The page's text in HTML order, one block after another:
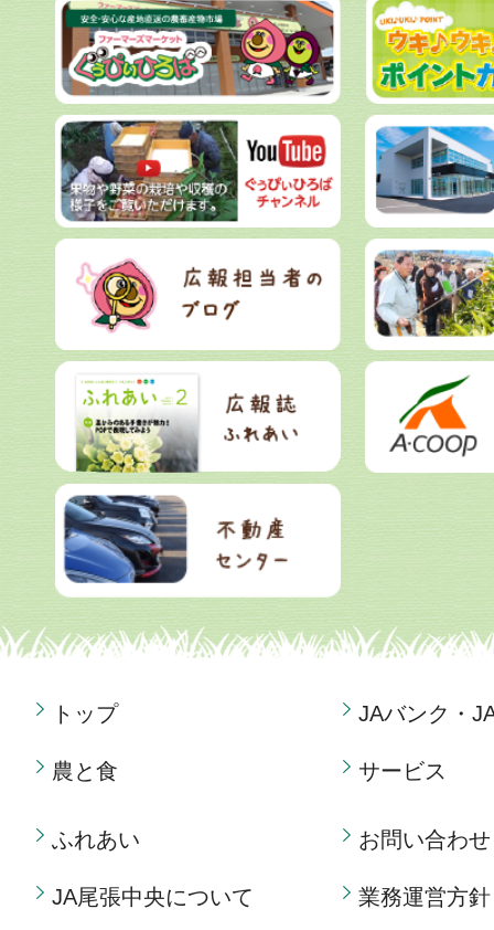
トップ
農と食
JAバンク・
サービス
ふれあい
JA尾張中央について
お問い合わせ
業務運営方針